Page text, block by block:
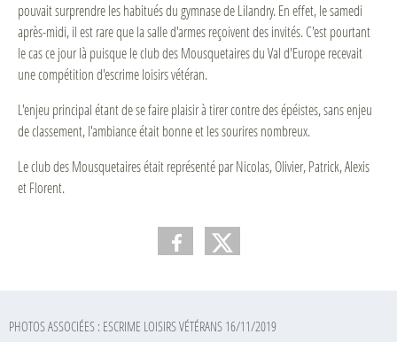
pouvait surprendre les habitués du gymnase de Lilandry. En effet, le samedi
après-midi, il est rare que la salle d'armes reçoivent des invités. C'est pourtant
le cas ce jour là puisque le club des Mousquetaires du Val d'Europe recevait
une compétition d'escrime loisirs vétéran.
L'enjeu principal étant de se faire plaisir à tirer contre des épéistes, sans enjeu
de classement, l'ambiance était bonne et les sourires nombreux.
Le club des Mousquetaires était représenté par Nicolas, Olivier, Patrick, Alexis
et Florent.
PHOTOS ASSOCIÉES : ESCRIME LOISIRS VÉTÉRANS 16/11/2019